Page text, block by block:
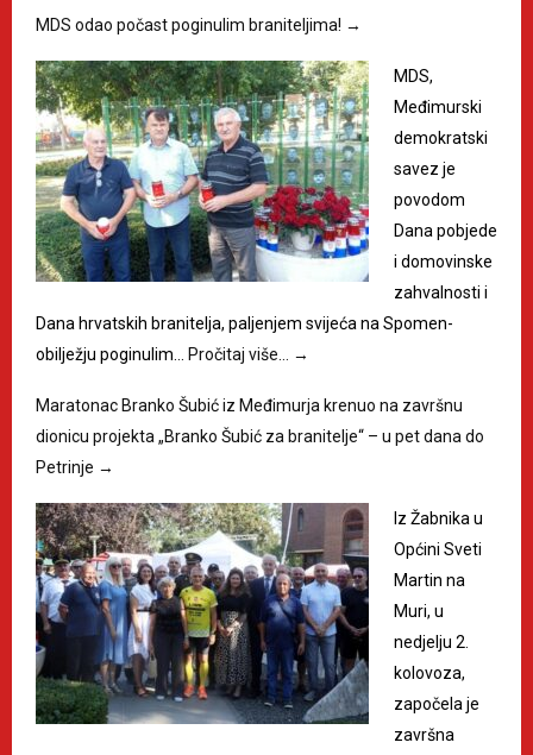
MDS odao počast poginulim braniteljima! →
MDS,
Međimurski
demokratski
savez je
povodom
Dana pobjede
i domovinske
zahvalnosti i
Dana hrvatskih branitelja, paljenjem svijeća na Spomen-
obilježju poginulim… Pročitaj više… →
Maratonac Branko Šubić iz Međimurja krenuo na završnu
dionicu projekta „Branko Šubić za branitelje“ – u pet dana do
Petrinje →
Iz Žabnika u
Općini Sveti
Martin na
Muri, u
nedjelju 2.
kolovoza,
započela je
završna